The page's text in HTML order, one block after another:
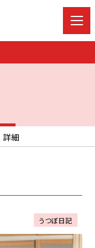
詳細
うつぼ日記